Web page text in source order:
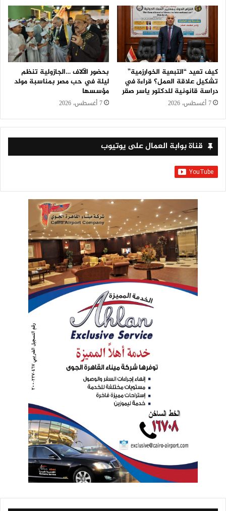
كيف تعيد “التبعية الخوارزمية”
تشكيل علاقة العمل؟ قراءة في
دراسة قانونية للدكتور ياسر صقر
7 أغسطس، 2026
بحضور الآلاف …الجازولية تنظم
ليلة في حب مصر بمناسبة مولد
مؤسسها
7 أغسطس، 2026
قناة بوابة العمال على يوتيوب